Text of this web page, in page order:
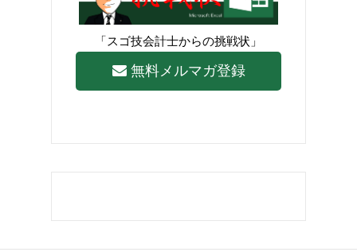
「スゴ技会計士からの挑戦状」
無料メルマガ登録